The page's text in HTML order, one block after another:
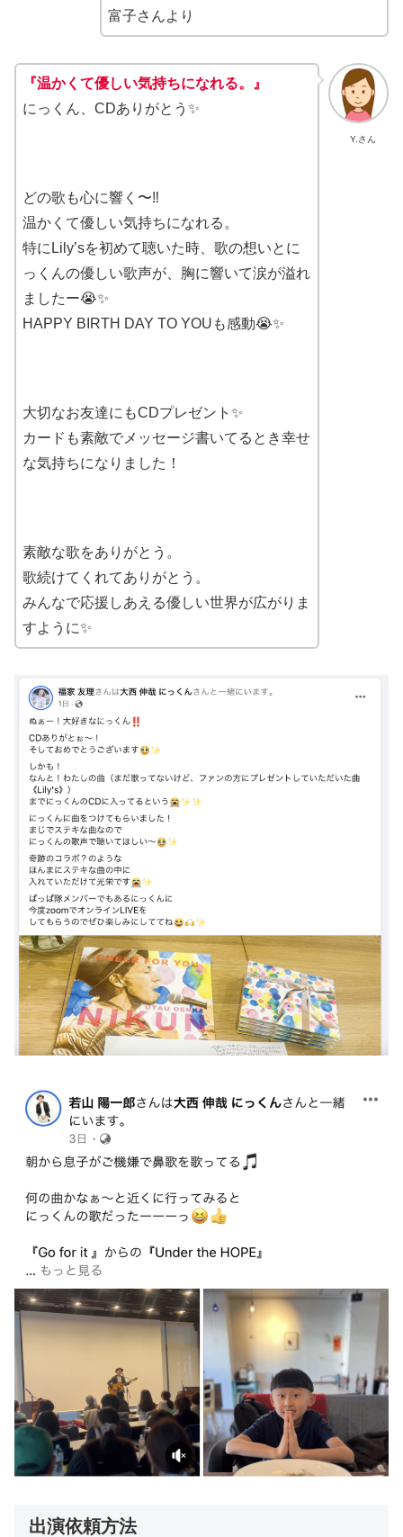
富子さんより
Y.さん
『温かくて優しい気持ちになれる。』
にっくん、CDありがとう✨
どの歌も心に響く〜‼︎
温かくて優しい気持ちになれる。
特にLily’sを初めて聴いた時、歌の想いとに
っくんの優しい歌声が、胸に響いて涙が溢れ
ましたー😭✨
HAPPY BIRTH DAY TO YOUも感動😭✨
大切なお友達にもCDプレゼント✨
カードも素敵でメッセージ書いてるとき幸せ
な気持ちになりました！
素敵な歌をありがとう。
歌続けてくれてありがとう。
みんなで応援しあえる優しい世界が広がりま
すように✨
出演依頼方法